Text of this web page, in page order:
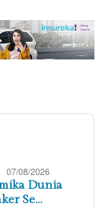
07/08/2026
Dunia
Se…